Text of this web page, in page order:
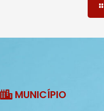
MUNICÍPIO